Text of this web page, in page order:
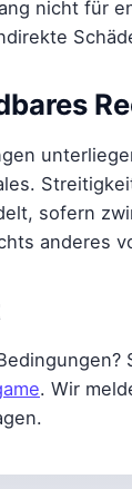
nicht für
sofern
anderes
. Wir